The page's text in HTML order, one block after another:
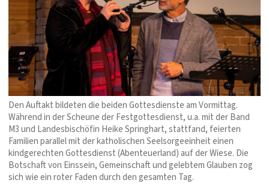
Den Auftakt bildeten die beiden Gottesdienste am Vormittag.
Während in der Scheune der Festgottesdienst, u.a. mit der Band
M3 und Landesbischöfin Heike Springhart, stattfand, feierten
Familien parallel mit der katholischen Seelsorgeeinheit einen
kindgerechten Gottesdienst (Abenteuerland) auf der Wiese. Die
Botschaft von Einssein, Gemeinschaft und gelebtem Glauben zog
sich wie ein roter Faden durch den gesamten Tag.